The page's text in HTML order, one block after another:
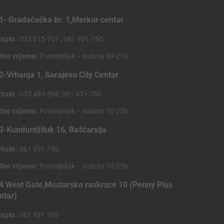
Gradačačka br. 1,Merkur centar
: 033 615-707 , 061 931-750
vrijeme: Ponedjeljak – subota 09-21h
Vrbanja 1, Sarajevo City Centar
: 033 489-598, 061 931-750
vrijeme: Ponedjeljak – subota 10-22h
Kundurdžiluk 16, Baščarsija
: 061 931 750
vrijeme: Ponedjeljak – subota 10-22h
West Gate,Mostarsko raskrsce 10 (Penny Plus
: 061 931 750